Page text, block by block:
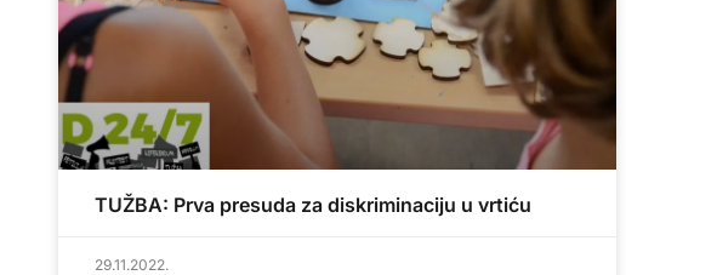
TUŽBA: Prva presuda za diskriminaciju u vrtiću
29.11.2022.